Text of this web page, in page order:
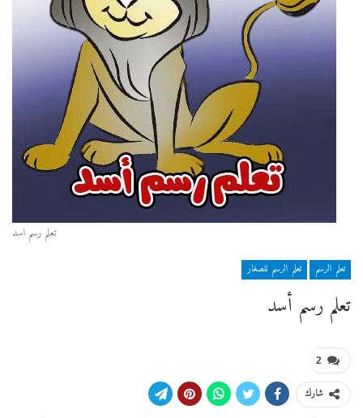
تعلم رسم اسد
تعلم الرسم تعلم الرسم للصغار
تعلم رسم أسد
2
شارك